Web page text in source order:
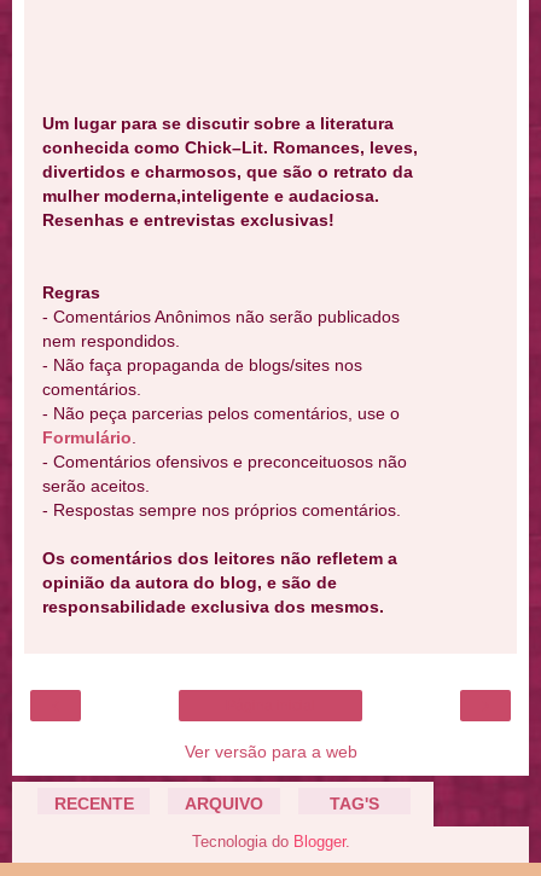
Um lugar para se discutir sobre a literatura
conhecida como Chick–Lit. Romances, leves,
divertidos e charmosos, que são o retrato da
mulher moderna,inteligente e audaciosa.
Resenhas e entrevistas exclusivas!
Regras
- Comentários Anônimos não serão publicados
nem respondidos.
- Não faça propaganda de blogs/sites nos
comentários.
- Não peça parcerias pelos comentários, use o
Formulário
- Comentários ofensivos e preconceituosos não
serão aceitos.
- Respostas sempre nos próprios comentários.
Os comentários dos leitores não refletem a
opinião da autora do blog, e são de
responsabilidade exclusiva dos mesmos.
Ver versão para a web
RECENTE ARQUIVO TAG'S
Tecnologia do Blogger.